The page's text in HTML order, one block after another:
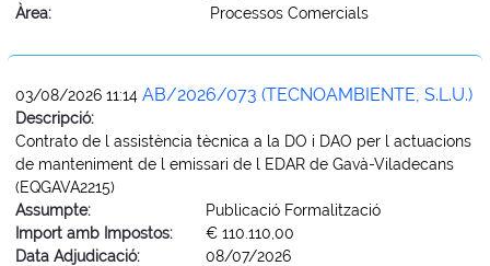
Àrea:
Processos Comercials
03/08/2026 11:14 AB/2026/073 (TECNOAMBIENTE, S.L.U.)
Descripció:
Contrato de l assistència tècnica a la DO i DAO per l actuacions
de manteniment de l emissari de l EDAR de Gavà-Viladecans
(EQGAVA2215)
Assumpte:
Publicació Formalització
Import amb Impostos:
€ 110.110,00
Data Adjudicació:
08/07/2026